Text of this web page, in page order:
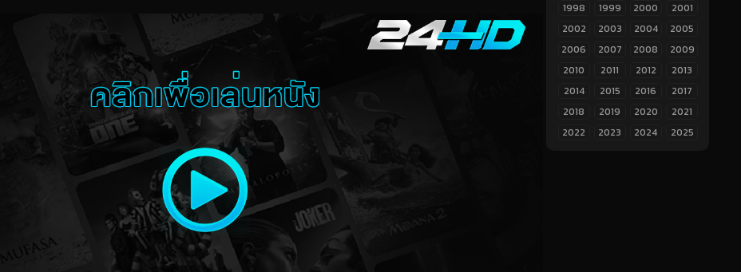
1998
1999 2000
2001
2002
2003 2004
2005
2006
2007 2008
2009
2010
2011 2012
2013
2014
2015 2016
2017
2018
2019 2020
2021
2022
2023 2024 2025